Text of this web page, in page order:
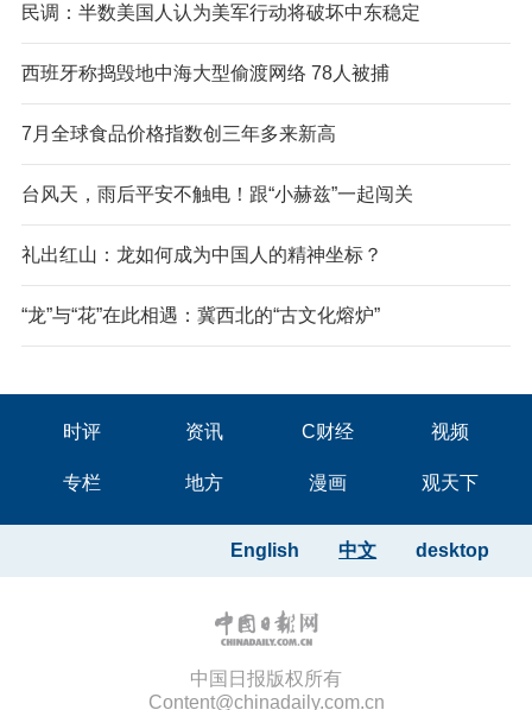
民调：半数美国人认为美军行动将破坏中东稳定
西班牙称捣毁地中海大型偷渡网络 78人被捕
7月全球食品价格指数创三年多来新高
台风天，雨后平安不触电！跟“小赫兹”一起闯关
礼出红山：龙如何成为中国人的精神坐标？
“龙”与“花”在此相遇：冀西北的“古文化熔炉”
时评 资讯 C财经 视频
专栏 地方 漫画 观天下
desktop
中文
English
中国日报版权所有
Content@chinadaily.com.cn